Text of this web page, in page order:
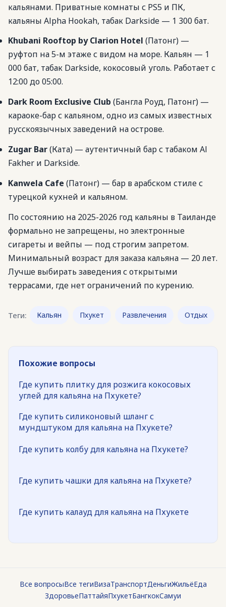
кальянами. Приватные комнаты с PS5 и ПК,
кальяны Alpha Hookah, табак Darkside — 1 300 бат.
Khubani Rooftop by Clarion Hotel (Патонг) —
руфтоп на 5-м этаже с видом на море. Кальян — 1
000 бат, табак Darkside, кокосовый уголь. Работает с
12:00 до 05:00.
Dark Room Exclusive Club (Бангла Роуд, Патонг) —
караоке-бар с кальяном, одно из самых известных
русскоязычных заведений на острове.
Zugar Bar(Ката) — аутентичный бар с табаком Al
Fakher и Darkside.
Kanwela Cafe (Патонг) — бар в арабском стиле с
турецкой кухней и кальяном.
По состоянию на 2025-2026 год кальяны в Таиланде
формально не запрещены, но электронные
сигареты и вейпы — под строгим запретом.
Минимальный возраст для заказа кальяна — 20 лет.
Лучше выбирать заведения с открытыми
террасами, где нет ограничений по курению.
Теги: Кальян Пхукет Развлечения Отдых
Похожие вопросы
Где купить плитку для розжига кокосовых
углей для кальяна на Пхукете?
Где купить силиконовый шланг с
мундштуком для кальяна на Пхукете?
Где купить колбу для кальяна на Пхукете?
Где купить чашки для кальяна на Пхукете?
Где купить калауд для кальяна на Пхукете
Все вопросыВсе тегиВизаТранспортДеньгиЖильёЕда
ЗдоровьеПаттайяПхукетБангкокСамуи